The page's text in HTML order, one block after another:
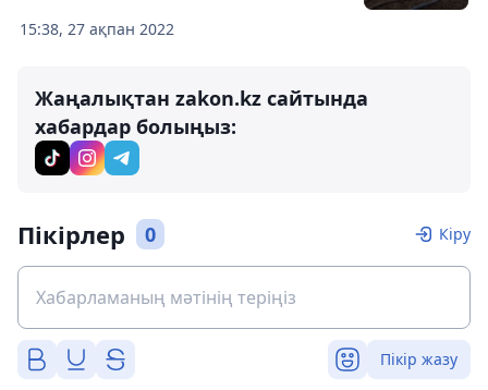
15:38, 27 ақпан 2022
Жаңалықтан zakon.kz сайтында
хабардар болыңыз:
Пікірлер 0 Кіру
Пікір жазу